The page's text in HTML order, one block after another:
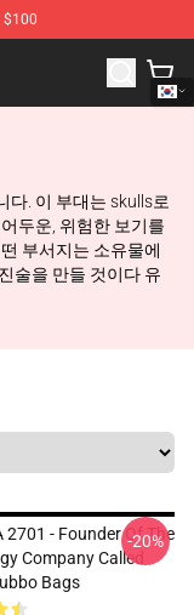
$100
Shop
다. 이 부대는 skulls로
두운, 위험한 보기를
부서지는 소유물에
술을 만들 것이다 유
2701 - Founder Of The
Company Called
Bags
-20%